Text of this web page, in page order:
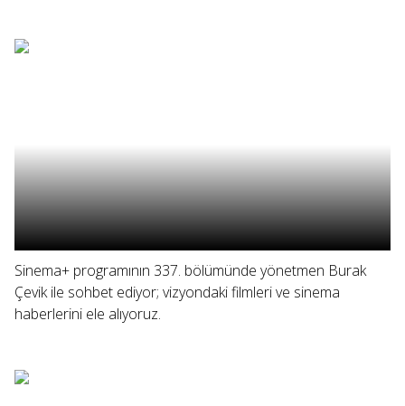
Sinema+ programının 337. bölümünde yönetmen Burak
Çevik ile sohbet ediyor; vizyondaki filmleri ve sinema
haberlerini ele alıyoruz.